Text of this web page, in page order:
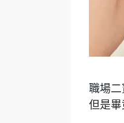
職場二
但是